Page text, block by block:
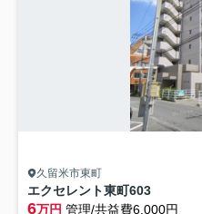
久留米市東町
エクセレント東町603
6万円 管理/共益費6,000円